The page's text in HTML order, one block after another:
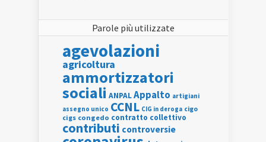
Parole più utilizzate
agevolazioni
agricoltura
ammortizzatori
sociali ANPALAppalto artigiani
assegno unico CCNL CIG in deroga cigo
cigs congedo contratto collettivo
contributi controversie